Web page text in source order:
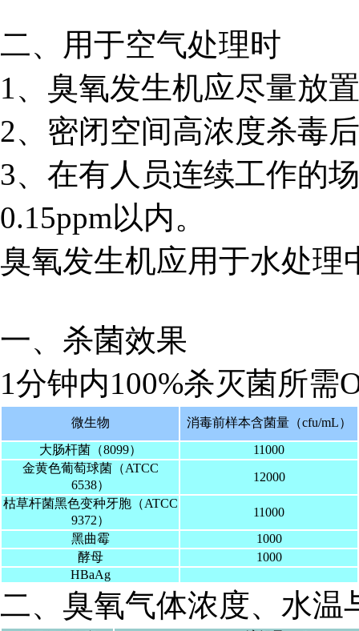
二、用于空气处理时
1、臭氧发生机应尽量放
2、密闭空间高浓度杀毒
3、在有人员连续工作的
0.15ppm以内。
臭氧发生机应用于水处理
一、杀菌效果
1分钟内100%杀灭菌所需
微生物
消毒前样本含菌量（cfu/mL）
大肠杆菌（8099）
11000
金黄色葡萄球菌（ATCC
6538）
12000
枯草杆菌黑色变种牙胞（ATCC
9372）
11000
黑曲霉
1000
酵母
1000
HBaAg
二、臭氧气体浓度、水温